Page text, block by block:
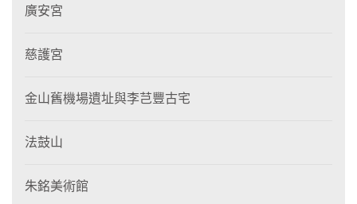
廣安宮
慈護宮
金山舊機場遺址與李芑豐古宅
法鼓山
朱銘美術館